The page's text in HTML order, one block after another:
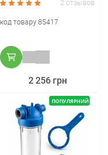
2 отзывов
код товару 85417
2 256 грн
ПОПУЛЯРНИЙ